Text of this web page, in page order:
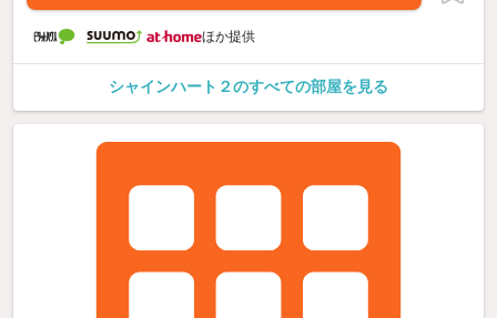
ほか提供
シャインハート２のすべての部屋を見る